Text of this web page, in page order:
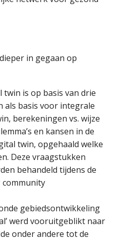
in gegaan op
twin is op basis van drie
als basis voor integrale
berekeningen vs. wijze
en kansen in de
twin, opgehaald welke
Deze vraagstukken
behandeld tijdens de
gebiedsontwikkeling
werd vooruitgeblikt naar
onder andere tot de